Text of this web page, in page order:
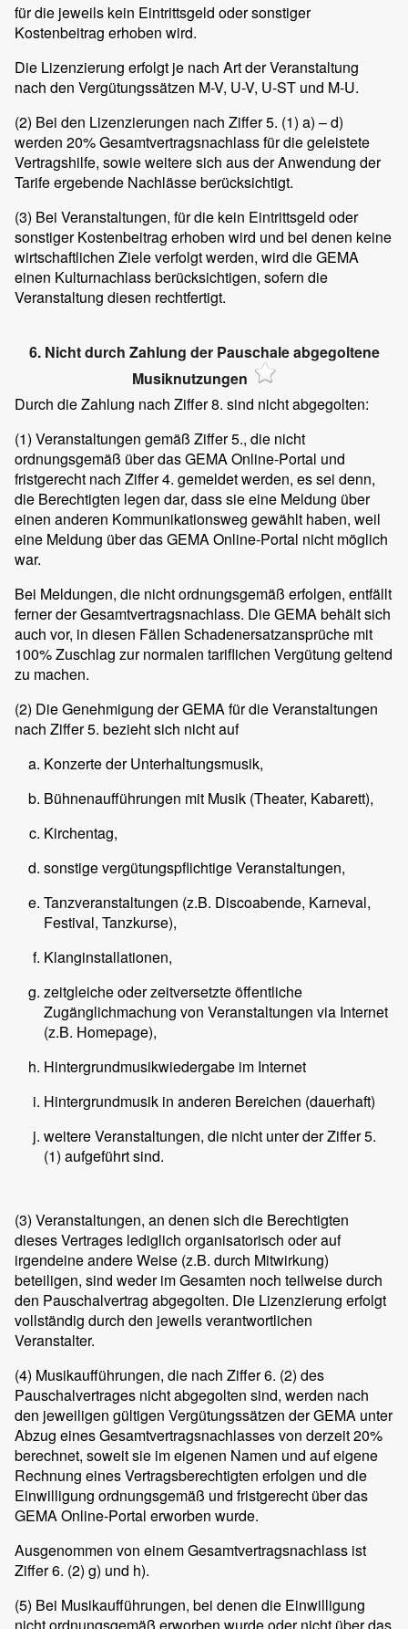
für die jeweils kein Eintrittsgeld oder sonstiger
Kostenbeitrag erhoben wird.
Die Lizenzierung erfolgt je nach Art der Veranstaltung
nach den Vergütungssätzen M-V, U-V, U-ST und M-U.
(2) Bei den Lizenzierungen nach Ziffer 5. (1) a) – d)
werden 20% Gesamtvertragsnachlass für die geleistete
Vertragshilfe, sowie weitere sich aus der Anwendung der
Tarife ergebende Nachlässe berücksichtigt.
(3) Bei Veranstaltungen, für die kein Eintrittsgeld oder
sonstiger Kostenbeitrag erhoben wird und bei denen keine
wirtschaftlichen Ziele verfolgt werden, wird die GEMA
einen Kulturnachlass berücksichtigen, sofern die
Veranstaltung diesen rechtfertigt.
6. Nicht durch Zahlung der Pauschale abgegoltene
Musiknutzungen
Durch die Zahlung nach Ziffer 8. sind nicht abgegolten:
(1) Veranstaltungen gemäß Ziffer 5., die nicht
ordnungsgemäß über das GEMA Online-Portal und
fristgerecht nach Ziffer 4. gemeldet werden, es sei denn,
die Berechtigten legen dar, dass sie eine Meldung über
einen anderen Kommunikationsweg gewählt haben, weil
eine Meldung über das GEMA Online-Portal nicht möglich
war.
Bei Meldungen, die nicht ordnungsgemäß erfolgen, entfällt
ferner der Gesamtvertragsnachlass. Die GEMA behält sich
auch vor, in diesen Fällen Schadenersatzansprüche mit
100% Zuschlag zur normalen tariflichen Vergütung geltend
zu machen.
(2) Die Genehmigung der GEMA für die Veranstaltungen
nach Ziffer 5. bezieht sich nicht auf
Konzerte der Unterhaltungsmusik,
Bühnenaufführungen mit Musik (Theater, Kabarett),
Kirchentag,
sonstige vergütungspflichtige Veranstaltungen,
Tanzveranstaltungen (z.B. Discoabende, Karneval,
Festival, Tanzkurse),
Klanginstallationen,
zeitgleiche oder zeitversetzte öffentliche
Zugänglichmachung von Veranstaltungen via Internet
(z.B. Homepage),
Hintergrundmusikwiedergabe im Internet
Hintergrundmusik in anderen Bereichen (dauerhaft)
weitere Veranstaltungen, die nicht unter der Ziffer 5.
(1) aufgeführt sind.
(3) Veranstaltungen, an denen sich die Berechtigten
dieses Vertrages lediglich organisatorisch oder auf
irgendeine andere Weise (z.B. durch Mitwirkung)
beteiligen, sind weder im Gesamten noch teilweise durch
den Pauschalvertrag abgegolten. Die Lizenzierung erfolgt
vollständig durch den jeweils verantwortlichen
Veranstalter.
(4) Musikaufführungen, die nach Ziffer 6. (2) des
Pauschalvertrages nicht abgegolten sind, werden nach
den jeweiligen gültigen Vergütungssätzen der GEMA unter
Abzug eines Gesamtvertragsnachlasses von derzeit 20%
berechnet, soweit sie im eigenen Namen und auf eigene
Rechnung eines Vertragsberechtigten erfolgen und die
Einwilligung ordnungsgemäß und fristgerecht über das
GEMA Online-Portal erworben wurde.
Ausgenommen von einem Gesamtvertragsnachlass ist
Ziffer 6. (2) g) und h).
(5) Bei Musikaufführungen, bei denen die Einwilligung